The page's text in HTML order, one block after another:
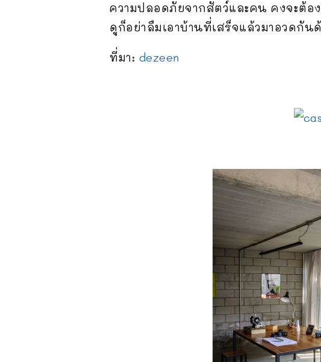
ความปลอดภัยจากสัตว์และคน คงจะต้อ
ดูก็อย่าลืมเอาบ้านที่เสร็จแล้วมาอวดกั
ที่มา: dezeen